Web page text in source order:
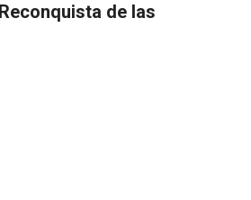
Reconquista de las